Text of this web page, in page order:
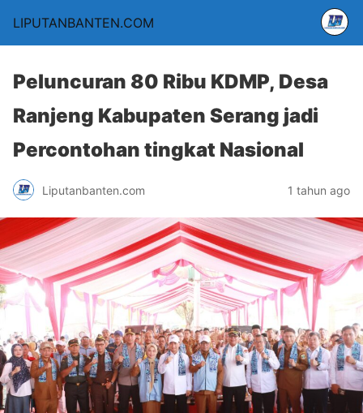
LIPUTANBANTEN.COM
Peluncuran 80 Ribu KDMP, Desa
Ranjeng Kabupaten Serang jadi
Percontohan tingkat Nasional
Liputanbanten.com 1 tahun ago